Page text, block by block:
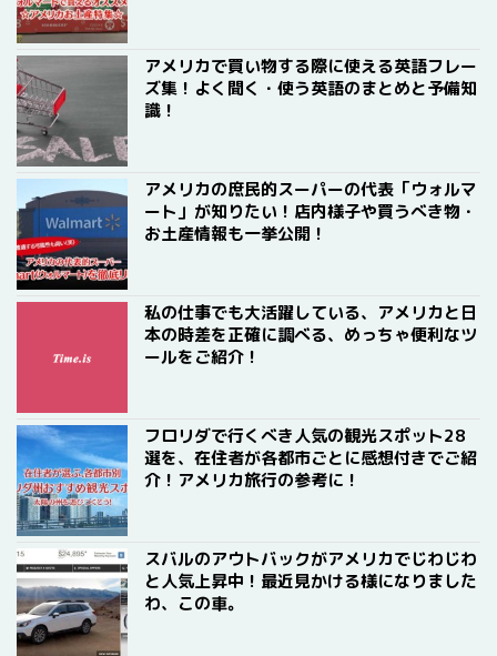
アメリカで買い物する際に使える英語フレー
ズ集！よく聞く・使う英語のまとめと予備知
識！
アメリカの庶民的スーパーの代表「ウォルマ
ート」が知りたい！店内様子や買うべき物・
お土産情報も一挙公開！
私の仕事でも大活躍している、アメリカと日
本の時差を正確に調べる、めっちゃ便利なツ
ールをご紹介！
フロリダで行くべき人気の観光スポット28
選を、在住者が各都市ごとに感想付きでご紹
介！アメリカ旅行の参考に！
スバルのアウトバックがアメリカでじわじわ
と人気上昇中！最近見かける様になりました
わ、この車。